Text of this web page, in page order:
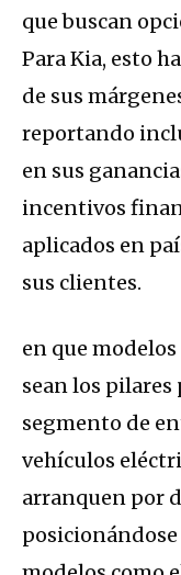
que buscan
Para Kia, esto
de sus
reportando
en sus
incentivos
aplicados en
sus clientes.
en que modelos
sean los
segmento de
vehículos
arranquen por